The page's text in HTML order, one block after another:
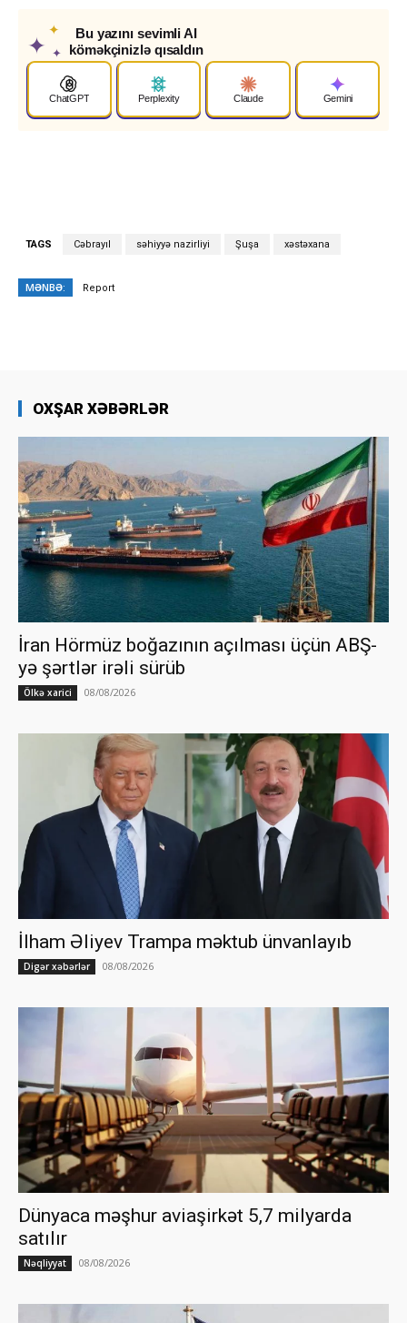
✦
✦
✦
Bu yazını sevimli AI
köməkçinizlə qısaldın
ChatGPT Perplexity Claude Gemini
TAGS Cəbrayıl səhiyyə nazirliyi Şuşa xəstəxana
MƏNBƏ: Report
OXŞAR XƏBƏRLƏR
İran Hörmüz boğazının açılması üçün ABŞ-
yə şərtlər irəli sürüb
Ölkə xarici 08/08/2026
İlham Əliyev Trampa məktub ünvanlayıb
Digər xəbərlər 08/08/2026
Dünyaca məşhur aviaşirkət 5,7 milyarda
satılır
Nəqliyyat 08/08/2026